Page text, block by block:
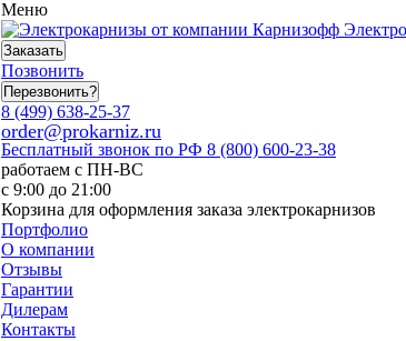
Меню
Заказать
Позвонить
Перезвонить?
8 (499) 638-25-37
order@prokarniz.ru
Бесплатный звонок по РФ 8 (800) 600-23-38
работаем с ПН-ВС
с 9:00 до 21:00
Корзина для оформления заказа электрокарнизов
Портфолио
О компании
Отзывы
Гарантии
Дилерам
Контакты